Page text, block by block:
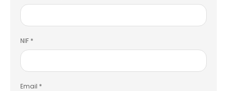
NIF *
Email *